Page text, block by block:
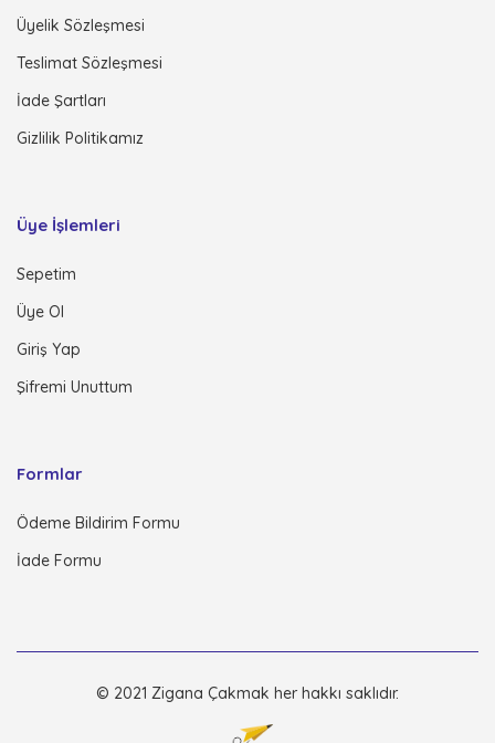
Üyelik Sözleşmesi
Teslimat Sözleşmesi
İade Şartları
Gizlilik Politikamız
Üye İşlemleri
Sepetim
Üye Ol
Giriş Yap
Şifremi Unuttum
Formlar
Ödeme Bildirim Formu
İade Formu
© 2021 Zigana Çakmak her hakkı saklıdır.